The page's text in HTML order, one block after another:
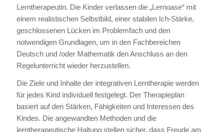
Lerntherapeutin. Die Kinder verlassen die „Lernoase“ mit
einem realistischen Selbstbild, einer stabilen Ich-Stärke,
geschlossenen Lücken im Problemfach und den
notwendigen Grundlagen, um in den Fachbereichen
Deutsch und /oder Mathematik den Anschluss an den
Regelunterricht wieder herzustellen.
Die Ziele und Inhalte der integrativen Lerntherapie werden
für jedes Kind individuell festgelegt. Der Therapieplan
basiert auf den Stärken, Fähigkeiten und Interessen des
Kindes. Die angewandten Methoden und die
lerntherapeutische Haltung stellen sicher, dass Freude am